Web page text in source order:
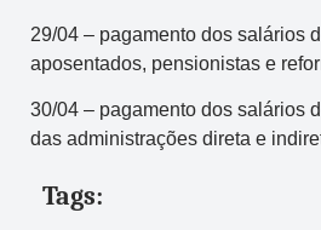
29/04 – pagamento dos salários
aposentados, pensionistas e
30/04 – pagamento dos salários
das administrações direta e
Tags: